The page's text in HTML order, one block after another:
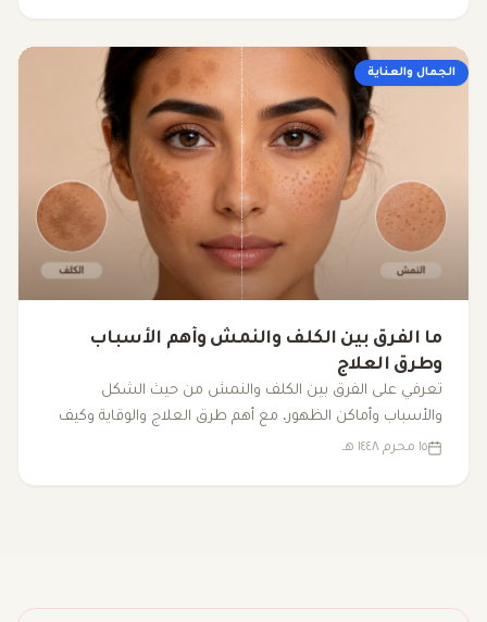
الجمال والعناية
ما الفرق بين الكلف والنمش وأهم الأسباب
وطرق العلاج
تعرفي على الفرق بين الكلف والنمش من حيث الشكل
والأسباب وأماكن الظهور، مع أهم طرق العلاج والوقاية وكيف
تميزين بينهما بطريقة أوضح.
١٥ محرم ١٤٤٨ هـ